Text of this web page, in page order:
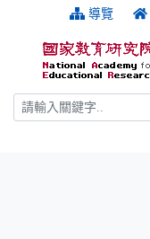
跳到主要內容 導覽
搜尋